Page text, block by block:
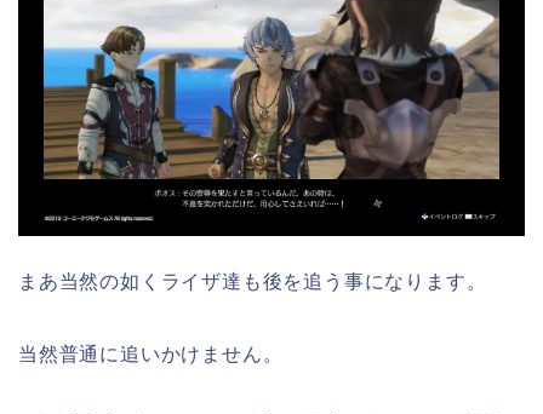
まあ当然の如くライザ達も後を追う事になります。
当然普通に追いかけません。